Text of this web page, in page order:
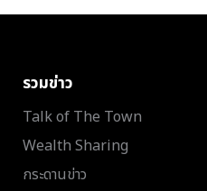
รวมข่าว
Talk of The Town
Wealth Sharing
กระดานข่าว